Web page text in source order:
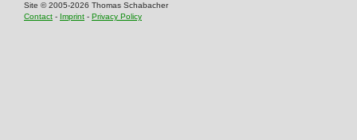
Site © 2005-2026 Thomas Schabacher
Contact - Imprint - Privacy Policy